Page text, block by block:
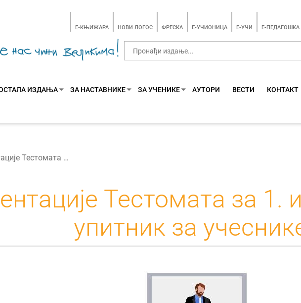
E-КЊИЖАРА НОВИ ЛОГОС ФРЕСКА E-УЧИОНИЦА E-УЧИ Е-ПЕДАГОШКА
ИЗДАЊА ЗА НАСТАВНИКЕ ЗА УЧЕНИКЕ АУТОРИ ВЕСТИ КОНТАКТ
Презентације Тестомата за 1. и 5. разред – упитник за учеснике
Тестомата за 1.
упитник за